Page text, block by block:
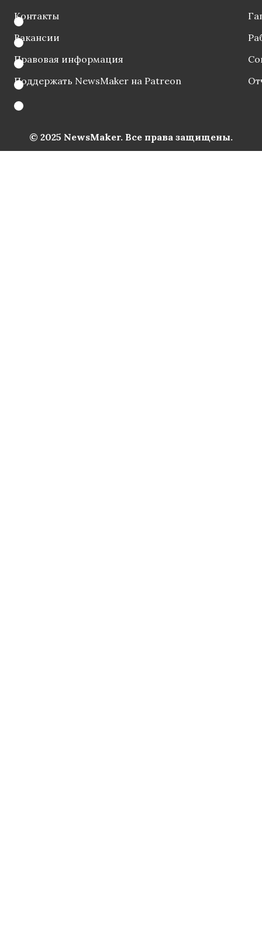
Контакты
Вакансии
Правовая информация
Поддержать NewsMaker на Patreon
© 2025 NewsMaker. Все права защищены.